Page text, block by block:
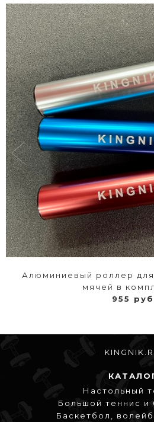
Алюминиевый роллер для
мячей в
955 руб
Настольный
Большой теннис и
Баскетбол,